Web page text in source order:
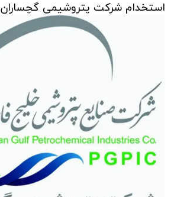
استخدام شرکت پتروشیمی گچساران